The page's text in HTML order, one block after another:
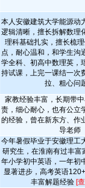
本人安徽建筑大学能源动
逻辑清晰，擅长拆解数理
理科基础扎实，擅长梳
点，耐心温和，和学生沟
学全科、初高中数理英，
持试课，上完一课结一次
拉、粗心问
家教经验丰富，长期带
责，细心耐心，也有公立
的经验，曾在新东方、作
导老师
今年暑假毕业于安徽理工
研究生，在淮南有过丰富
年小学初中英语，一年初
显著进步，高考英语
丰富解题经验 [